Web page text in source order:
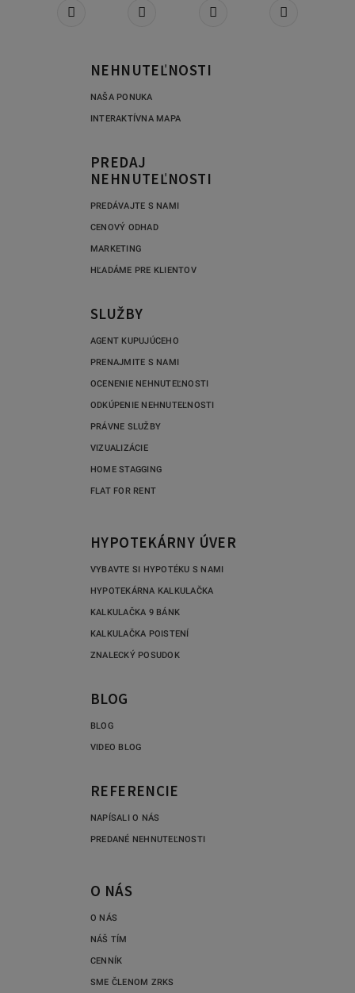
NEHNUTEĽNOSTI
NAŠA PONUKA
INTERAKTÍVNA MAPA
PREDAJ
NEHNUTEĽNOSTI
PREDÁVAJTE S NAMI
CENOVÝ ODHAD
MARKETING
HĽADÁME PRE KLIENTOV
SLUŽBY
AGENT KUPUJÚCEHO
PRENAJMITE S NAMI
OCENENIE NEHNUTEĽNOSTI
ODKÚPENIE NEHNUTEĽNOSTI
PRÁVNE SLUŽBY
VIZUALIZÁCIE
HOME STAGGING
FLAT FOR RENT
HYPOTEKÁRNY ÚVER
VYBAVTE SI HYPOTÉKU S NAMI
HYPOTEKÁRNA KALKULAČKA
KALKULAČKA 9 BÁNK
KALKULAČKA POISTENÍ
ZNALECKÝ POSUDOK
BLOG
BLOG
VIDEO BLOG
REFERENCIE
NAPÍSALI O NÁS
PREDANÉ NEHNUTEĽNOSTI
O NÁS
O NÁS
NÁŠ TÍM
CENNÍK
SME ČLENOM ZRKS